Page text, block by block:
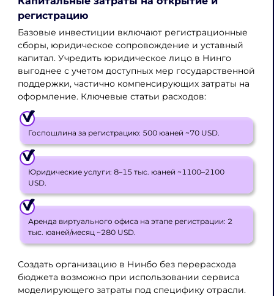
регистрацию
Базовые инвестиции включают регистрационные
сборы, юридическое сопровождение и уставный
капитал. Учредить юридическое лицо в Нинго
выгоднее с учетом доступных мер государственной
поддержки, частично компенсирующих затраты на
оформление. Ключевые статьи расходов:
Госпошлина за регистрацию: 500 юаней ~70 USD.
Юридические услуги: 8–15 тыс. юаней ~1100–2100
USD.
Аренда виртуального офиса на этапе регистрации: 2
тыс. юаней/месяц ~280 USD.
Создать организацию в Нинбо без перерасхода
бюджета возможно при использовании сервиса
моделирующего затраты под специфику отрасли.